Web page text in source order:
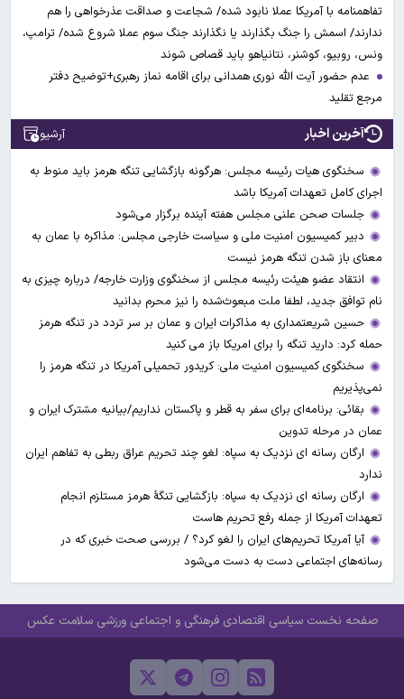
تفاهمنامه با آمریکا عملا نابود شده/ شجاعت و صداقت عذرخواهی را هم
ندارند/ اسمش را جنگ بگذارند یا نگذارند جنگ سوم عملا شروع شده/ ترامپ،
ونس، روبیو، کوشنر، نتانیاهو باید قصاص شوند
عدم حضور آیت الله نوری همدانی برای اقامه نماز رهبری+توضیح دفتر
مرجع تقلید
آخرین اخبار آرشیو
سخنگوی هیات رئیسه مجلس: هرگونه بازگشایی تنگه هرمز باید منوط به
اجرای کامل تعهدات آمریکا باشد
جلسات صحن علنی مجلس هفته آینده برگزار می‌شود
دبیر کمیسیون امنیت ملی و سیاست خارجی مجلس: مذاکره با عمان به
معنای باز شدن تنگه هرمز نیست
انتقاد عضو هیئت رئیسه مجلس از سخنگوی وزارت خارجه/ درباره چیزی به
نام توافق جدید، لطفا ملت مبعوث‌شده را نیز محرم بدانید
حسین شریعتمداری به مذاکرات ایران و عمان بر سر تردد در تنگه هرمز
حمله کرد: دارید تنگه را برای امریکا باز می کنید
سخنگوی کمیسیون امنیت ملی: کریدور تحمیلی آمریکا در تنگه هرمز را
نمی‌پذیریم
بقائی: برنامه‌ای برای سفر به قطر و پاکستان نداریم/بیانیه مشترک ایران و
عمان در مرحله تدوین
ارگان رسانه ای نزدیک به سپاه: لغو چند تحریم عراق ربطی به تفاهم ایران
ندارد
ارگان رسانه ای نزدیک به سپاه: بازگشایی تنگۀ هرمز مستلزم انجام
تعهدات آمریکا از جمله رفع تحریم هاست
آیا آمریکا تحریم‌های ایران را لغو کرد؟ / بررسی صحت خبری که در
رسانه‌های اجتماعی دست به دست می‌شود
صفحه نخست سیاسی اقتصادی فرهنگی و اجتماعی ورزشی سلامت عکس